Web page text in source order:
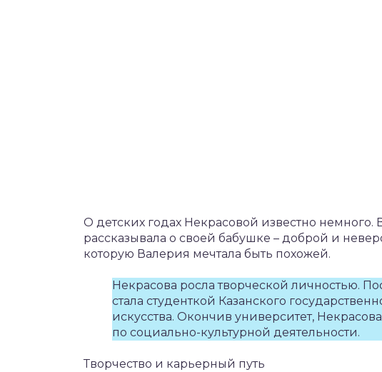
О детских годах Некрасовой известно
рассказывала о своей бабушке – доброй и
которую Валерия мечтала быть похожей.
Некрасова росла творческой личностью.
стала студенткой Казанского
искусства. Окончив университет,
по социально-культурной деятельности.
Творчество и карьерный путь